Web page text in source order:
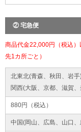
② 宅急便
商品代金22,000円（税込
先1カ所ごと）
北東北(青森、秋田、岩手
関西(大阪、京都、滋賀
880円（税込）
中国(岡山、広島、山口